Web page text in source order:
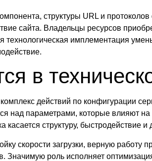
структуры URL и
сайта. Владельцы ресурсов
технологическая имплементация
в
действий по конфигурации
над параметрами, которые влияют
структуру, быстродействие и
скорости загрузки, верную работу
Значимую роль исполняет